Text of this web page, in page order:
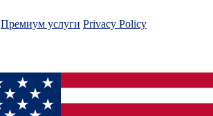
Премиум услуги Privacy Policy